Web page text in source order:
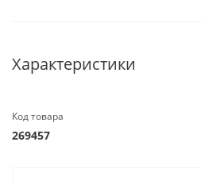
Характеристики
Код товара
269457